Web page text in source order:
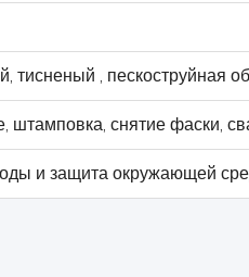
тисненый , пескоструйная
штамповка, снятие фаски,
и защита окружающей